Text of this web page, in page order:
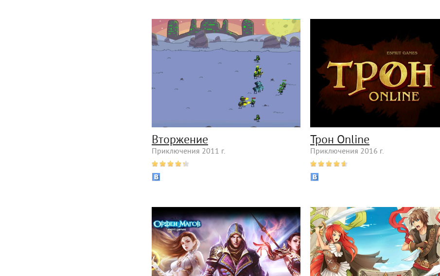
Вторжение
Приключения 2011 г.
Трон Online
Приключения 2016 г.